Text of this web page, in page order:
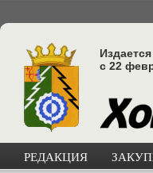
Издается
с 22
РЕДАКЦИЯ